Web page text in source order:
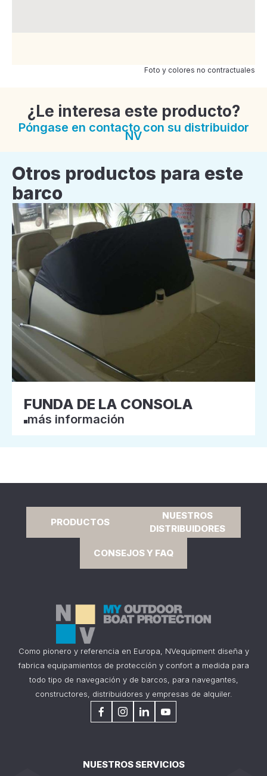
Foto y colores no contractuales
¿Le interesa este producto?
Póngase en contacto con su distribuidor
NV
Otros productos para este
barco
FUNDA DE LA CONSOLA
más información
PRODUCTOS
NUESTROS
DISTRIBUIDORES
CONSEJOS Y FAQ
Como pionero y referencia en Europa, NVequipment diseña y
fabrica equipamientos de protección y confort a medida para
todo tipo de navegación y de barcos, para navegantes,
constructores, distribuidores y empresas de alquiler.
NUESTROS SERVICIOS